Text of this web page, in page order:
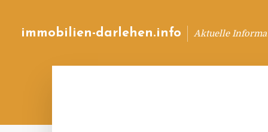
immobilien-darlehen.info Aktuelle